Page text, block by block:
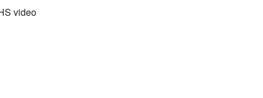
video